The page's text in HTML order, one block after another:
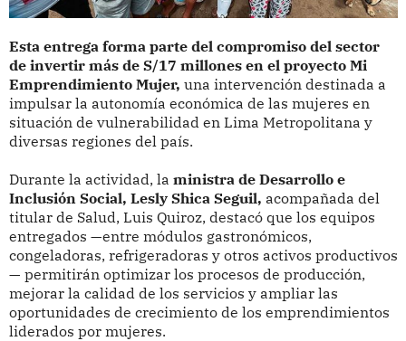
Esta entrega forma parte del compromiso del sector
de invertir más de S/17 millones en el proyecto Mi
Emprendimiento Mujer, una intervención destinada a
impulsar la autonomía económica de las mujeres en
situación de vulnerabilidad en Lima Metropolitana y
diversas regiones del país.
Durante la actividad, la ministra de Desarrollo e
Inclusión Social, Lesly Shica Seguil, acompañada del
titular de Salud, Luis Quiroz, destacó que los equipos
entregados —entre módulos gastronómicos,
congeladoras, refrigeradoras y otros activos productivos
— permitirán optimizar los procesos de producción,
mejorar la calidad de los servicios y ampliar las
oportunidades de crecimiento de los emprendimientos
liderados por mujeres.